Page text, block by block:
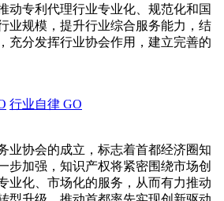
动专利代理行业专业化、规范化和国
业规模，提升行业综合服务能力，结
充分发挥行业协会作用，建立完善的
行业自律 GO
业协会的成立，标志着首都经济圈知
步加强，知识产权将紧密围绕市场创
业化、市场化的服务，从而有力推动